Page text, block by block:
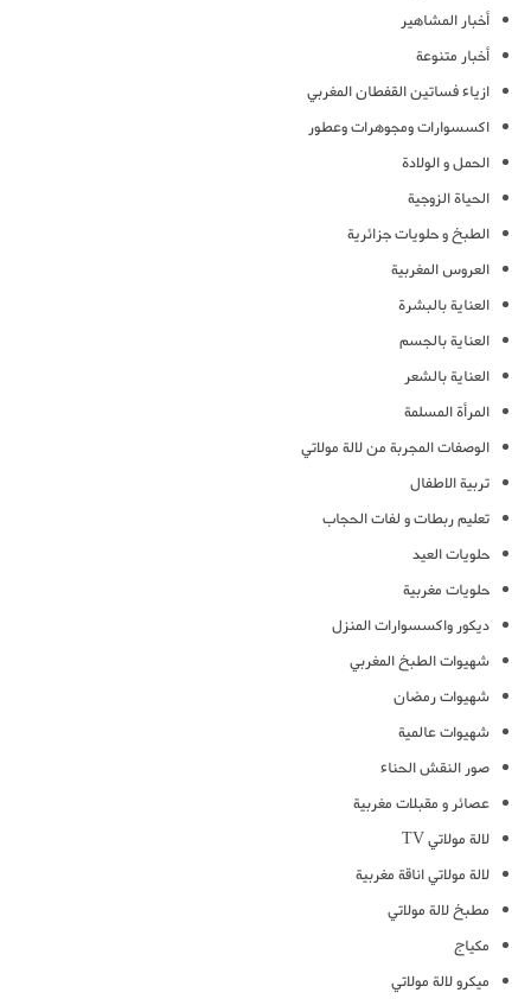
أخبار المشاهير
أخبار متنوعة
ازياء فساتين القفطان المغربي
اكسسوارات ومجوهرات وعطور
الحمل و الولادة
الحياة الزوجية
الطبخ و حلويات جزائرية
العروس المغربية
العناية بالبشرة
العناية بالجسم
العناية بالشعر
المرأة المسلمة
الوصفات المجربة من لالة مولاتي
تربية الاطفال
تعليم ربطات و لفات الحجاب
حلويات العيد
حلويات مغربية
ديكور واكسسوارات المنزل
شهيوات الطبخ المغربي
شهيوات رمضان
شهيوات عالمية
صور النقش الحناء
عصائر و مقبلات مغربية
لالة مولاتي TV
لالة مولاتي اناقة مغربية
مطبخ لالة مولاتي
مكياج
ميكرو لالة مولاتي